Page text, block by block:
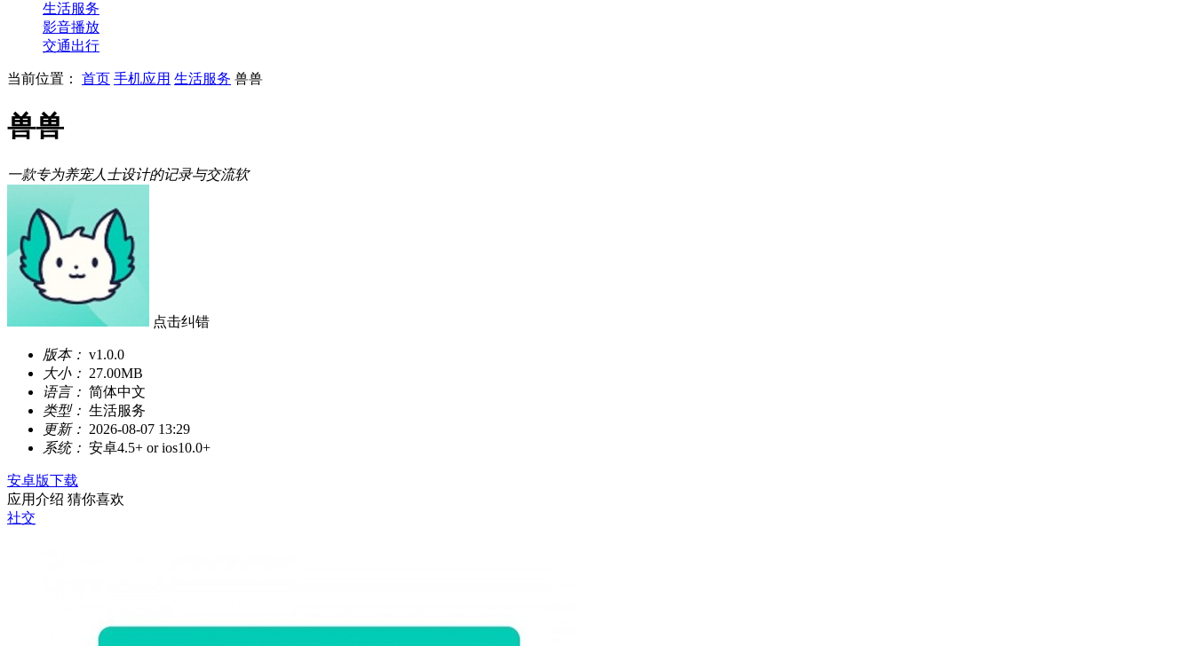
生活服务
影音播放
交通出行
当前位置： 首页 手机应用 生活服务 兽兽
兽兽
一款专为养宠人士设计的记录与交流软
点击纠错
版本： v1.0.0
大小： 27.00MB
语言： 简体中文
类型： 生活服务
更新： 2026-08-07 13:29
系统： 安卓4.5+ or ios10.0+
安卓版下载
应用介绍 猜你喜欢
社交